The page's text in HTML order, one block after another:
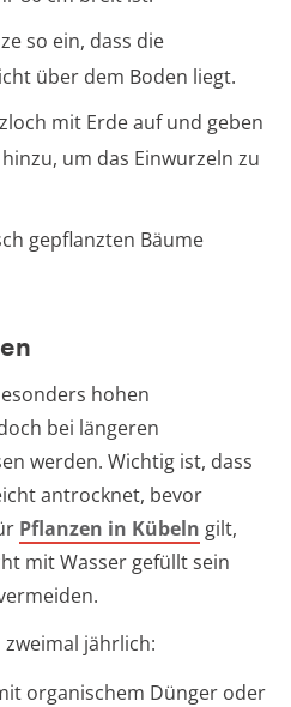
so ein, dass die
über dem Boden liegt.
mit Erde auf und geben
um das Einwurzeln zu
gepflanzten Bäume
hohen
bei längeren
werden. Wichtig ist, dass
antrocknet, bevor
Pflanzen in Kübeln gilt,
mit Wasser gefüllt sein
zweimal jährlich:
organischem Dünger oder